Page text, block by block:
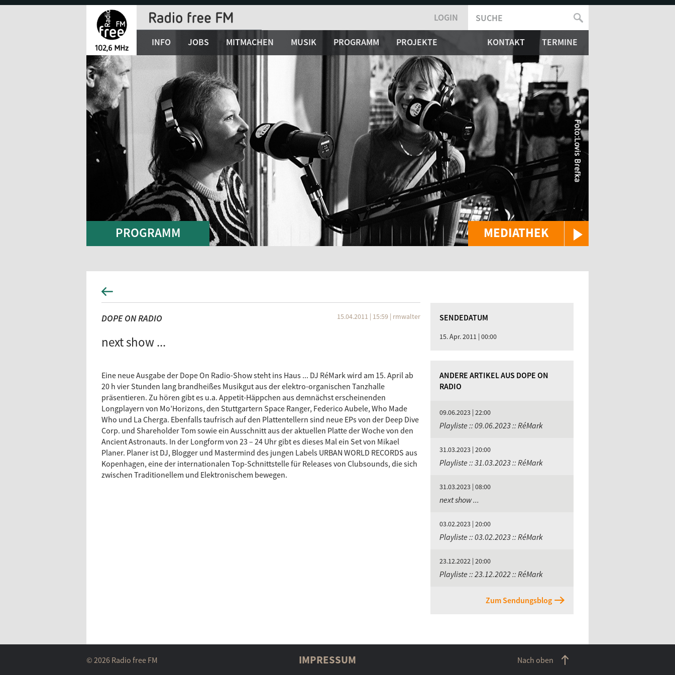
Jump
MEDIATHEK
LOGIN
SUCHFORMULAR
SUCHE
INFO JOBS MITMACHEN MUSIK PROGRAMM PROJEKTE KONTAKT TERMINE
PROGRAMM
DOPE ON RADIO 15.04.2011 | 15:59 | rmwalter
next show ...
Eine neue Ausgabe der Dope On Radio-Show steht ins Haus ... DJ RéMark wird am 15. April ab
20 h vier Stunden lang brandheißes Musikgut aus der elektro-organischen Tanzhalle
präsentieren. Zu hören gibt es u.a. Appetit-Häppchen aus demnächst erscheinenden
Longplayern von Mo’Horizons, den Stuttgartern Space Ranger, Federico Aubele, Who Made
Who und La Cherga. Ebenfalls taufrisch auf den Plattentellern sind neue EPs von der Deep Dive
Corp. und Shareholder Tom sowie ein Ausschnitt aus der aktuellen Platte der Woche von den
Ancient Astronauts. In der Longform von 23 – 24 Uhr gibt es dieses Mal ein Set von Mikael
Planer. Planer ist DJ, Blogger und Mastermind des jungen Labels URBAN WORLD RECORDS aus
Kopenhagen, eine der internationalen Top-Schnittstelle für Releases von Clubsounds, die sich
zwischen Traditionellem und Elektronischem bewegen.
SENDEDATUM
15. Apr. 2011 | 00:00
ANDERE ARTIKEL AUS DOPE ON
RADIO
09.06.2023 | 22:00
Playliste :: 09.06.2023 :: RéMark
31.03.2023 | 20:00
Playliste :: 31.03.2023 :: RéMark
31.03.2023 | 08:00
next show ...
03.02.2023 | 20:00
Playliste :: 03.02.2023 :: RéMark
23.12.2022 | 20:00
Playliste :: 23.12.2022 :: RéMark
Zum Sendungsblog
© 2026 Radio free FM IMPRESSUM Nach oben